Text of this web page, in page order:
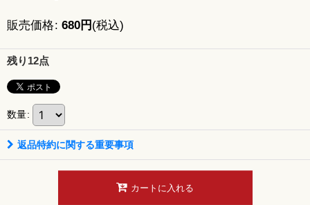
販売価格: 680円 (税込)
残り12点
数量:
返品特約に関する重要事項
カートに入れる